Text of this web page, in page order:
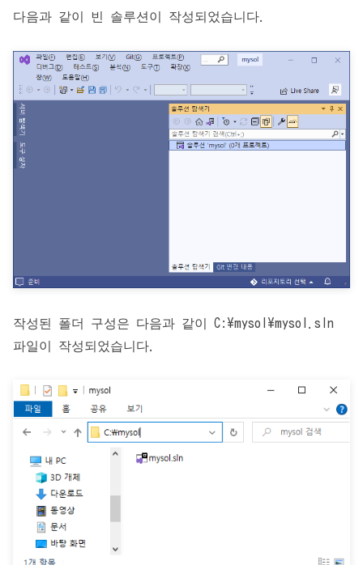
다음과 같이 빈 솔루션이 작성되었습니다.
작성된 폴더 구성은 다음과 같이 C:\mysol\mysol.sln
파일이 작성되었습니다.